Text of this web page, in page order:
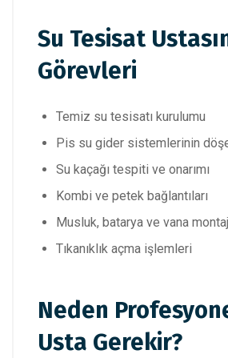
Su Tesisat
Görevleri
Temiz su tesisatı kurulumu
Pis su gider sistemlerinin
Su kaçağı tespiti ve onarımı
Kombi ve petek bağlantıları
Musluk, batarya ve vana
Tıkanıklık açma işlemleri
Neden
Usta Gerekir?